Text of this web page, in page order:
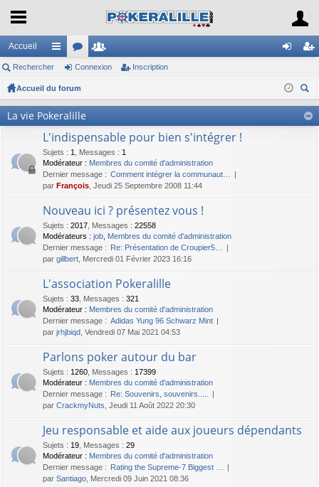
Accueil
ac
co
ci
s
or
u
m
e
ne cri
pti
Rechercher Connexion Inscription
Accueil du forum
her
La vie Pokeralille
L'indispensable pour bien s'intégrer !
Sujets : 1 Messages : 1
Modérateur : Membres du comité d'administration
Dernier message : Comment intégrer la communaut…
par François , Jeudi 25 Septembre 2008 11:44
Nouveau ici ? présentez vous !
Sujets : 2017 Messages : 22558
Modérateurs : job Membres du comité d'administration
Dernier message : Re: Présentation de Croupier5…
par gillbert , Mercredi 01 Février 2023 16:16
L'association Pokeralille
Sujets : 33 Messages : 321
Modérateur : Membres du comité d'administration
Dernier message : Adidas Yung 96 Schwarz Mint
par jrhjbiqd , Vendredi 07 Mai 2021 04:53
Parlons poker autour du bar
Sujets : 1260 Messages : 17399
Modérateur : Membres du comité d'administration
Dernier message : Re: Souvenirs, souvenirs.....
par CrackmyNuts , Jeudi 11 Août 2022 20:30
Jeu responsable et aide aux joueurs dépendants
Sujets : 19 Messages : 29
Modérateur : Membres du comité d'administration
Dernier message : Rating the Supreme-7 Biggest …
par Santiago , Mercredi 09 Juin 2021 08:36